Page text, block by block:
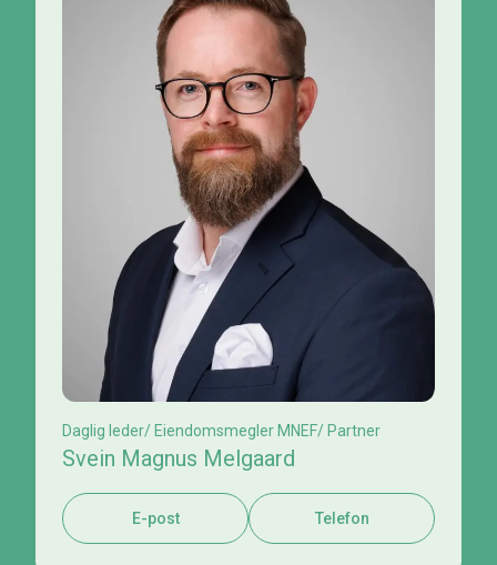
Daglig leder/ Eiendomsmegler MNEF/ Partner
Svein Magnus Melgaard
E-post Telefon